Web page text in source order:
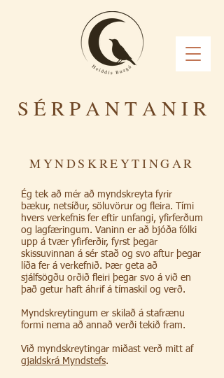
S É R P A N T A N I R
MYNDSKREYTINGAR
Ég tek að mér að myndskreyta fyrir
bækur, netsíður, söluvörur og fleira. Tími
hvers verkefnis fer eftir unfangi, yfirferðum
og lagfæringum. Vaninn er að bjóða fólki
upp á tvær yfirferðir, fyrst þegar
skissuvinnan á sér stað og svo aftur þegar
líða fer á verkefnið. Þær geta að
sjálfsögðu orðið fleiri þegar svo á við en
það getur haft áhrif á tímaskil og verð.
Myndskreytingum er skilað á stafrænu
formi nema að annað verði tekið fram.
Við myndskreytingar miðast verð mitt af
gjaldskrá Myndstefs.